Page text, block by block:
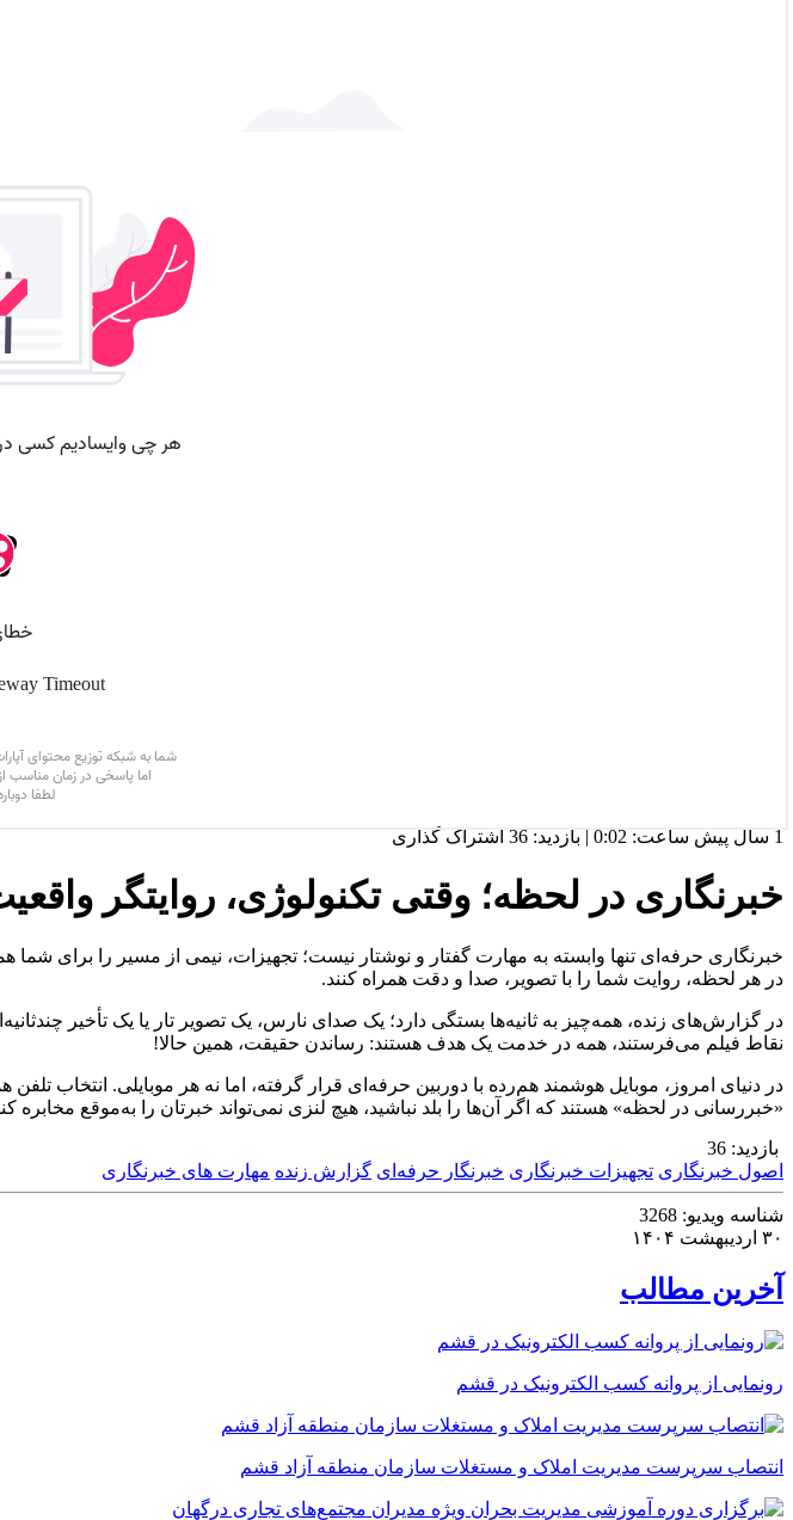
1 سال پیش ساعت: 0:02
| بازدید: 36 اشتراک گذاری
خبرنگاری در لحظه؛ وقتی تکنولوژی، روایتگر
خبرنگاری حرفه‌ای تنها وابسته به مهارت گفتار و نوشتار نیست؛ تجهیزات، نیمی از مسیر را برای
در هر لحظه، روایت شما را با تصویر، صدا و دقت همراه کنند.
در گزارش‌های زنده، همه‌چیز به ثانیه‌ها بستگی دارد؛ یک صدای نارس، یک تصویر تار یا یک تأخیر
نقاط فیلم می‌فرستند، همه در خدمت یک هدف هستند: رساندن حقیقت، همین حالا!
«خبررسانی در لحظه» هستند که اگر آن‌ها را بلد نباشید، هیچ لنزی نمی‌تواند خبرتان را به‌موقع مخابره
بازدید: 36
اصول خبرنگاری تجهیزات خبرنگاری خبرنگار حرفه‌ای گزارش زنده مهارت های خبرنگاری
شناسه ویدیو:
۳۰ اردیبهشت ۱۴۰۴
آخرین مطالب
رونمایی از پروانه کسب الکترونیک در قشم
انتصاب سرپرست مدیریت املاک و مستغلات سازمان منطقه آزاد قشم